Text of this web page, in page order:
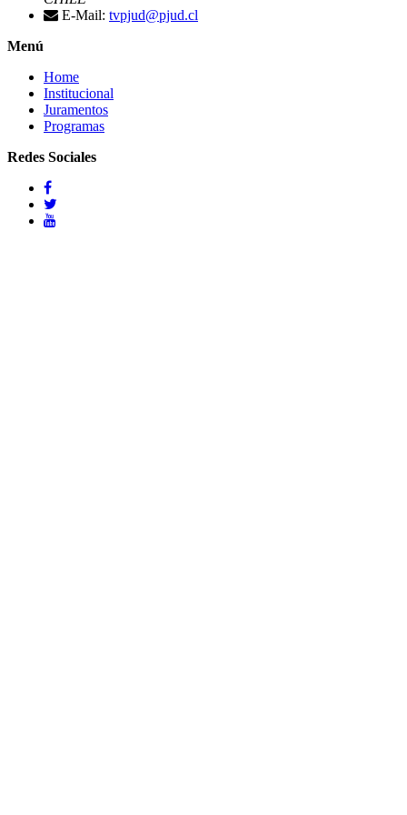
E-Mail: tvpjud@pjud.cl
Menú
Home
Institucional
Juramentos
Programas
Redes Sociales